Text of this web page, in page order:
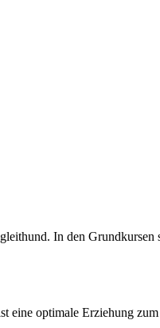
In den Grundkursen
eine optimale Erziehung